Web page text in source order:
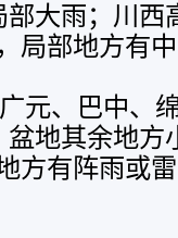
大雨；川西
局部地方有
广元、巴中、
地其余地方
方有阵雨或